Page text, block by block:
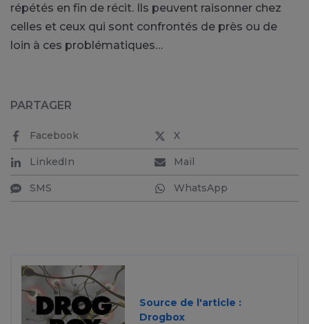
répétés en fin de récit. Ils peuvent raisonner chez
celles et ceux qui sont confrontés de près ou de
loin à ces problématiques…
PARTAGER
Facebook X
LinkedIn Mail
SMS WhatsApp
Source de l'article :
Drogbox